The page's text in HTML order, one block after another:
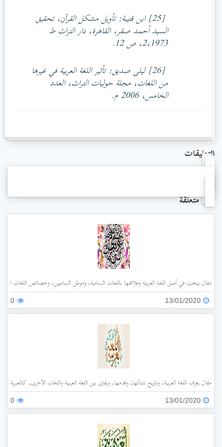
[25] ابن قتيبة: تأويل مشكل القرآن، تحقيق
السيد أحمد صقر، القاهرة، دار التراث ط
2،1973، ص 12.
[26] ليلى صديق: تأثير اللغة العربية في غيرها
من اللغات، مجلة حوليات التراث، العدد
الخامس، 2006 م.
التعليقات
مواد متعلقة
مقال يبحث في أصل اللغة العربية وعلاقتها باللغات السامية، وموطن الساميين، وخصائص اللغات
13/01/2020
0
مقال يعرف اللغة العربية، وتاريخ نشأتها، وقدمها، ويقارن بين اللغة العربية واللغات الأخرى، كالعبرية،
13/01/2020
0